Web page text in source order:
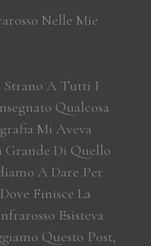
Nelle Mie
Strano A Tutti I
Qualcosa
Mi Aveva
Grande Di Quello
A Dare Per
Finisce La
Esisteva
Questo Post,